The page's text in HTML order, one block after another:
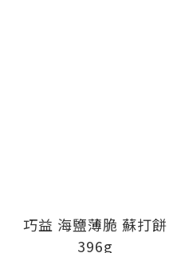
巧益 海鹽薄脆 蘇打餅
396g